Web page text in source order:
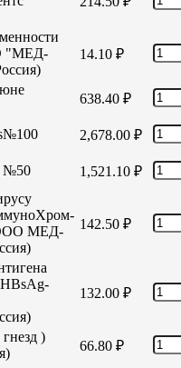
"МЕД-
14.10 ₽
638.40 ₽
2,678.00 ₽
№50 1,521.10 ₽
МЕД-
142.50 ₽
132.00 ₽
)
66.80 ₽